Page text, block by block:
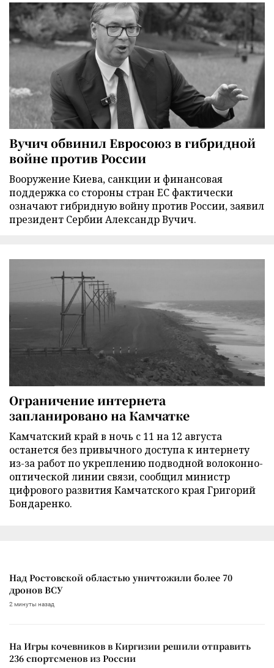
Вучич обвинил Евросоюз в гибридной
войне против России
Вооружение Киева, санкции и финансовая
поддержка со стороны стран ЕС фактически
означают гибридную войну против России, заявил
президент Сербии Александр Вучич.
Ограничение интернета
запланировано на Камчатке
Камчатский край в ночь с 11 на 12 августа
останется без привычного доступа к интернету
из-за работ по укреплению подводной волоконно-
оптической линии связи, сообщил министр
цифрового развития Камчатского края Григорий
Бондаренко.
Над Ростовской областью уничтожили более 70
дронов ВСУ
2 минуты назад
На Игры кочевников в Киргизии решили отправить
236 спортсменов из России